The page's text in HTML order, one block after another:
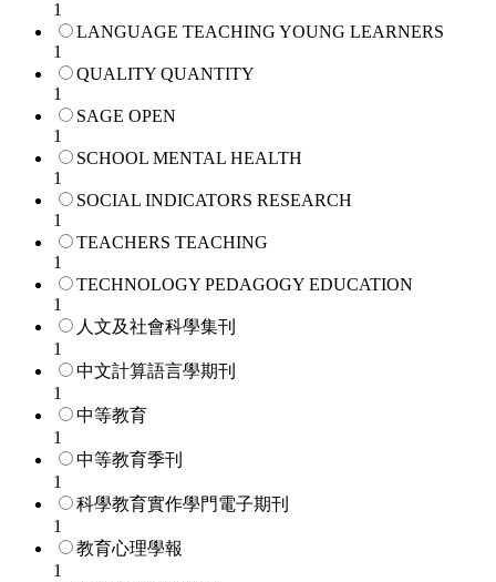
1
LANGUAGE TEACHING YOUNG LEARNERS
1
QUALITY QUANTITY
1
SAGE OPEN
1
SCHOOL MENTAL HEALTH
1
SOCIAL INDICATORS RESEARCH
1
TEACHERS TEACHING
1
TECHNOLOGY PEDAGOGY EDUCATION
1
人文及社會科學集刊
1
中文計算語言學期刊
1
中等教育
1
中等教育季刊
1
科學教育實作學門電子期刊
1
教育心理學報
1